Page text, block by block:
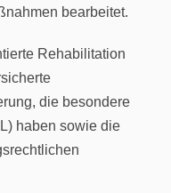
bearbeitet.
Rehabilitation
die besondere
haben sowie die